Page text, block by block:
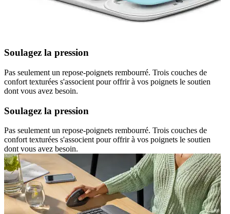
Soulagez la pression
Pas seulement un repose-poignets rembourré. Trois couches de
confort texturées s'associent pour offrir à vos poignets le soutien
dont vous avez besoin.
Soulagez la pression
Pas seulement un repose-poignets rembourré. Trois couches de
confort texturées s'associent pour offrir à vos poignets le soutien
dont vous avez besoin.